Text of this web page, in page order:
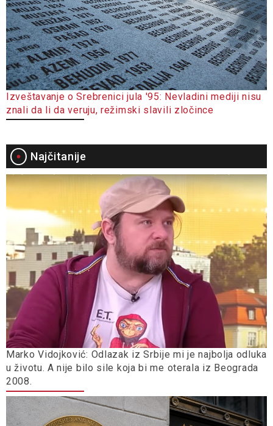
Izveštavanje o Srebrenici jula '95: Nevladini mediji nisu
znali da li da veruju, režimski slavili zločince
Najčitanije
Marko Vidojković: Odlazak iz Srbije mi je najbolja odluka
u životu. A nije bilo sile koja bi me oterala iz Beograda
2008.